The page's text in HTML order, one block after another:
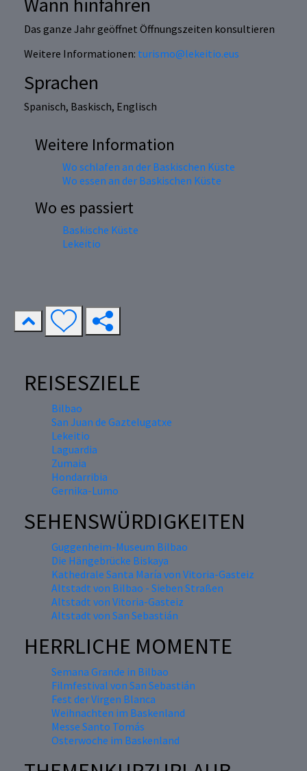
Wann hinfahren
Das ganze Jahr geöffnet Öffnungszeiten konsultieren
Weitere Informationen: turismo@lekeitio.eus
Sprachen
Spanisch, Baskisch, Englisch
Weitere Information
Wo schlafen an der Baskischen Küste
Wo essen an der Baskischen Küste
Wo es passiert
Baskische Küste
Lekeitio
REISESZIELE
Bilbao
San Juan de Gaztelugatxe
Lekeitio
Laguardia
Zumaia
Hondarribia
Gernika-Lumo
SEHENSWÜRDIGKEITEN
Guggenheim-Museum Bilbao
Die Hängebrücke Biskaya
Kathedrale Santa María von Vitoria-Gasteiz
Altstadt von Bilbao - Sieben Straßen
Altstadt von Vitoria-Gasteiz
Altstadt von San Sebastián
HERRLICHE MOMENTE
Semana Grande in Bilbao
Filmfestival von San Sebastián
Fest der Virgen Blanca
Weihnachten im Baskenland
Messe Santo Tomás
Osterwoche im Baskenland